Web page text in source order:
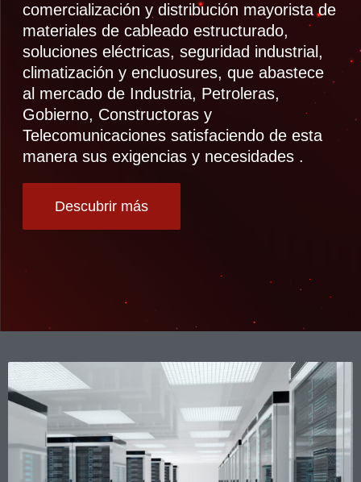
comercialización y distribución mayorista de
materiales de cableado estructurado,
soluciones eléctricas, seguridad industrial,
climatización y encluosures, que abastece
al mercado de Industria, Petroleras,
Gobierno, Constructoras y
Telecomunicaciones satisfaciendo de esta
manera sus exigencias y necesidades .
Descubrir más